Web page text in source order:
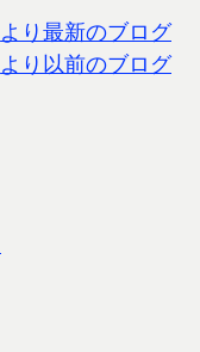
より最新のブログ
より以前のブログ